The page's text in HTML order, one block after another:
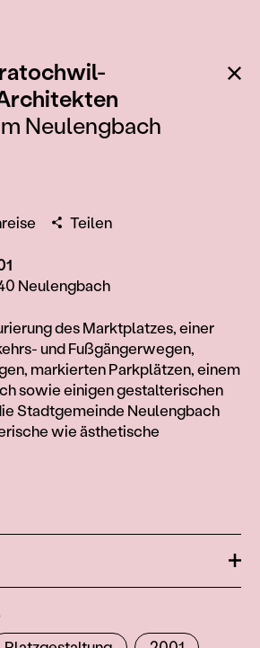
:
Neulengbach
Teilen
Neulengbach
des Marktplatzes, einer
und Fußgängerwegen,
markierten Parkplätzen, einem
sowie einigen gestalterischen
Stadtgemeinde Neulengbach
wie ästhetische